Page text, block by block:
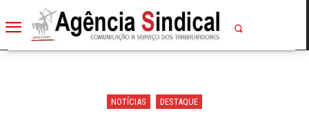
NOTÍCIAS DESTAQUE